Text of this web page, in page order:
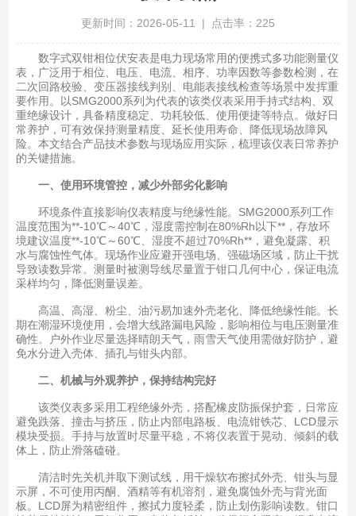
更新时间：2026-05-11 | 点击率：225
数字式双钳相位伏安表是电力现场常用的便携式多功能测量仪
表，广泛用于相位、电压、电流、相序、功率因数等参数检测，在
二次回路校验、变压器接线判别、电能表接线检查等场景中发挥重
要作用。以SMG2000系列为代表的该类仪表采用手持式结构、双
重绝缘设计，具备精度稳定、功耗较低、使用便捷等特点。做好日
常养护，可有效保持测量精度、延长使用寿命、降低现场故障风
险。本文结合产品技术参数与现场应用实际，梳理该仪表日常养护
的关键措施。
一、使用环境管控，减少外部劣化影响
环境条件直接影响仪表精度与绝缘性能。SMG2000系列工作
温度范围为**-10℃～40℃，湿度需控制在80%Rh以下**，存放环
境建议温度**-10℃～60℃、湿度不超过70%Rh**，避免凝露、积
水与腐蚀性气体。现场作业应避开强电场、强磁场区域，防止干扰
导致读数异常。测量时被测导线尽量置于钳口几何中心，保证电流
采样均匀，降低测量误差。
高温、高湿、粉尘、油污易加速外壳老化、降低绝缘性能。长
期在潮湿环境使用，会增大线路漏电风险，影响相位与电压测量准
确性。户外作业尽量选择晴朗天气，雨雪天气使用需做好防护，避
免水分进入壳体、插孔与钳头内部。
二、机械与外观养护，保持结构完好
该类仪表多采用工程绝缘外壳，搭配橡皮防振保护套，日常应
避免跌落、撞击与挤压，防止内部电路板、电流钳铁芯、LCD显示
模块受损。手持与放置时尽量平稳，不将仪表置于晃动、倾斜的载
体上，防止滑落磕碰。
清洁时先关机并取下测试线，用干燥软布擦拭外壳、钳头与显
示屏，不可使用丙酮、酒精等有机溶剂，避免腐蚀外壳与背光面
板。LCD屏为精密组件，擦拭力度轻柔，防止划伤影响读数。钳口